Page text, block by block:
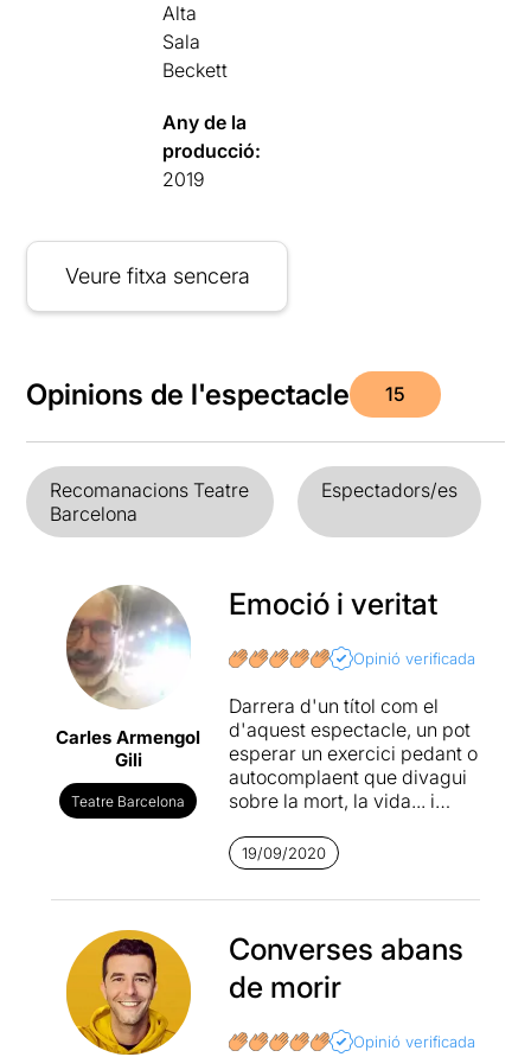
Alta
Sala
Beckett
Any de la
producció:
2019
Veure fitxa sencera
Opinions de l'espectacle 15
Recomanacions Teatre
Barcelona
Espectadors/es
Carles Armengol
Gili
Teatre Barcelona
Emoció i veritat
Opinió verificada
Darrera d'un títol com el
d'aquest espectacle, un pot
esperar un exercici pedant o
autocomplaent que divagui
sobre la mort, la vida... i
humanes que tant agraden
als intel·lectuals. Res a veure,
però, amb la realitat. És cert
d'economia i que hi ha unes
quantes cites i uns quants
referents cultes (el
professor universitari), però
19/09/2020
Converses abans
de morir
Opinió verificada